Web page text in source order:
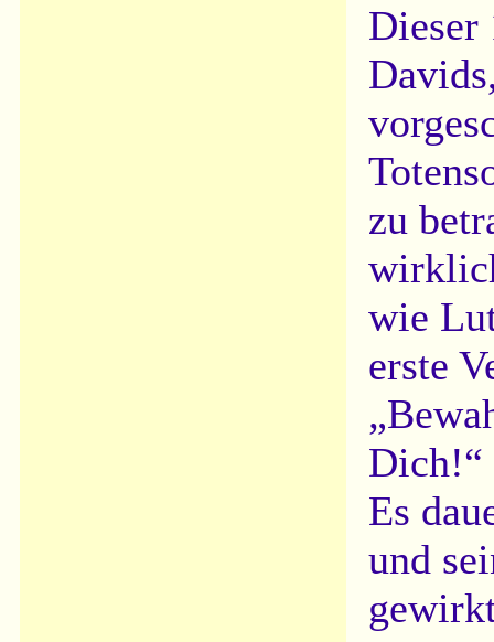
Dieser
zu
wie
erste
Dich!“
Es
und